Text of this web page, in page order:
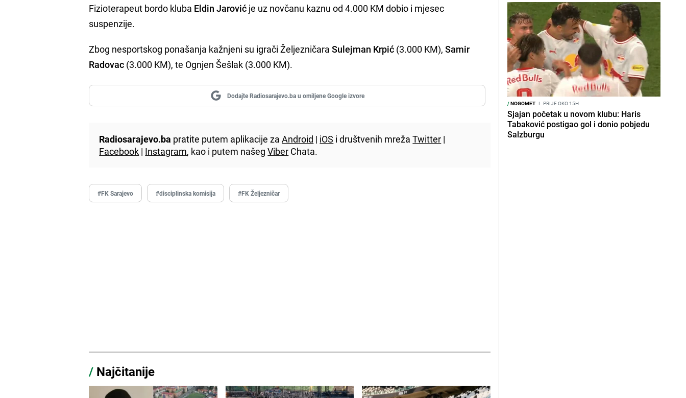
Fizioterapeut bordo kluba Eldin Jarović je uz novčanu kaznu od 4.000 KM dobio i mjesec
suspenzije.
Zbog nesportskog ponašanja kažnjeni su igrači ŽeljezničaraSulejman Krpić (3.000 KM),Samir
Radovac (3.000 KM), te Ognjen Šešlak (3.000 KM).
Dodajte Radiosarajevo.ba u omiljene Google izvore
Radiosarajevo.ba pratite putem aplikacije zaAndroid | iOS i društvenih mrežaTwitter |
Facebook | Instagram, kao i putem našegViber Chata.
#FK Sarajevo #disciplinska komisija #FK Željezničar
/ Najčitanije
/NOGOMET I PRIJE OKO 15H
Sjajan početak u novom klubu: Haris
Tabaković postigao gol i donio pobjedu
Salzburgu